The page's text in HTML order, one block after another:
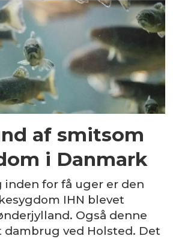
af smitsom
i Danmark
inden for få uger er den
IHN blevet
Også denne
dambrug ved Holsted. Det